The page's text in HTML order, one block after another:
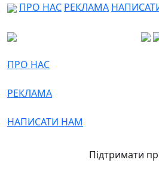
ПРО НАС РЕКЛАМА
ПРО НАС
РЕКЛАМА
НАПИСАТИ НАМ
Підтримати